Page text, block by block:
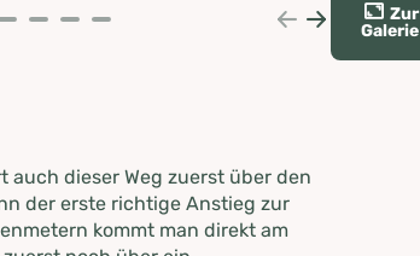
Zur
Galerie
auch dieser Weg zuerst über den
der erste richtige Anstieg zur
kommt man direkt am